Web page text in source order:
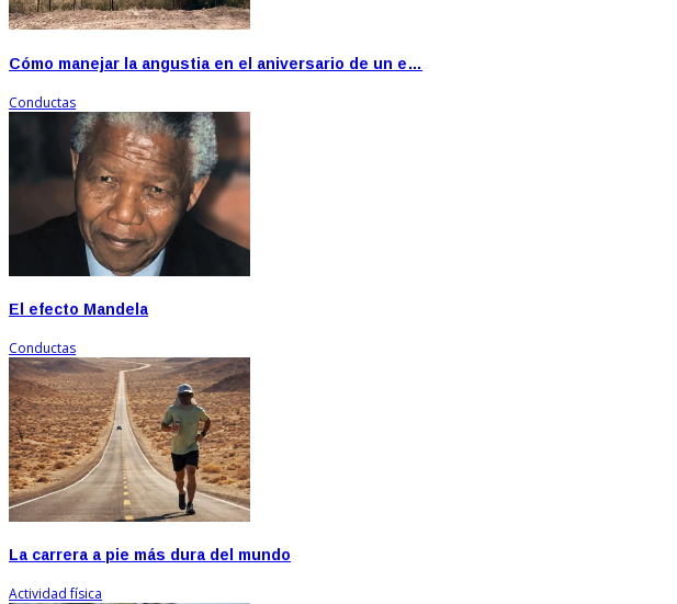
Cómo manejar la angustia en el aniversario de un e…
Conductas
El efecto Mandela
Conductas
La carrera a pie más dura del mundo
Actividad física